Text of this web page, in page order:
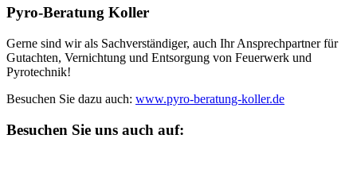
Pyro-Beratung Koller
Gerne sind wir als Sachverständiger, auch Ihr Ansprechpartner für
Gutachten, Vernichtung und Entsorgung von Feuerwerk und
Pyrotechnik!
Besuchen Sie dazu auch: www.pyro-beratung-koller.de
Besuchen Sie uns auch auf: